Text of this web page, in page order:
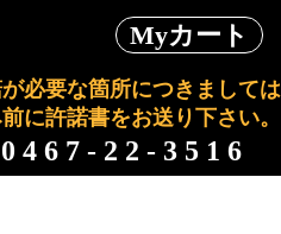
Myカート
必要な箇所につきましては
に許諾書をお送り下さい。
4 6 7 - 2 2 - 3 5 1 6